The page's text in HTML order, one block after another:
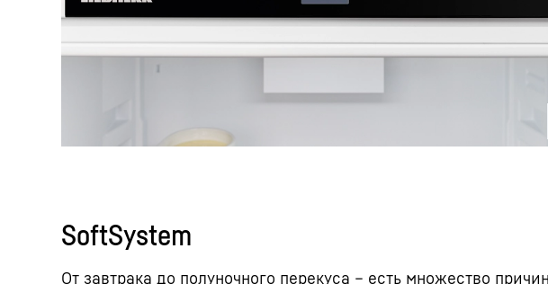
SoftSystem
От завтрака до полуночного перекуса – есть множество причин